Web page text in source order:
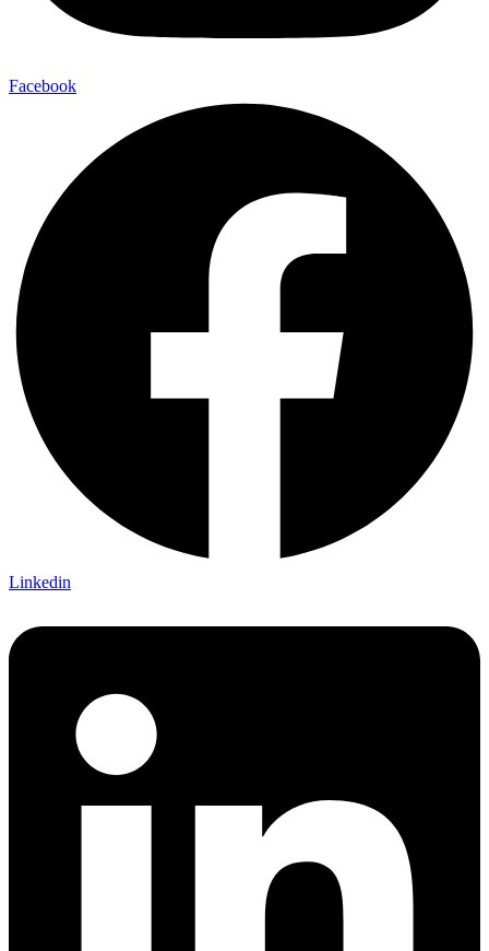
Facebook
Linkedin